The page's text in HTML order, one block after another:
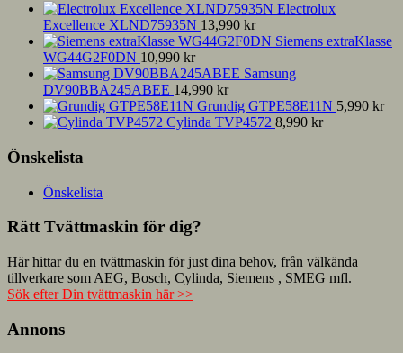
Electrolux
Excellence XLND75935N 13,990 kr
Siemens extraKlasse
WG44G2F0DN 10,990 kr
Samsung
DV90BBA245ABEE 14,990 kr
Grundig GTPE58E11N 5,990 kr
Cylinda TVP4572 8,990 kr
Önskelista
Önskelista
Rätt Tvättmaskin för dig?
Här hittar du en tvättmaskin för just dina behov, från välkända
tillverkare som AEG, Bosch, Cylinda, Siemens , SMEG mfl.
Sök efter Din tvättmaskin här >>
Annons